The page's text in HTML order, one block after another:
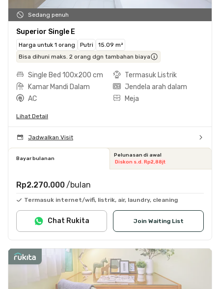
Sedang penuh
Superior Single E
Harga untuk 1 orang Putri
15.09 m²
Bisa dihuni maks. 2 orang dgn tambahan biaya
Single Bed 100x200 cm
Termasuk Listrik
Kamar Mandi Dalam
Jendela arah dalam
AC
Meja
Lihat Detail
Jadwalkan Visit
Bayar bulanan
Pelunasan di awal
Diskon s.d. Rp2,88jt
Rp2.270.000 /bulan
Termasuk internet/wifi, listrik, air, laundry, cleaning
Join Waiting List
Chat Rukita